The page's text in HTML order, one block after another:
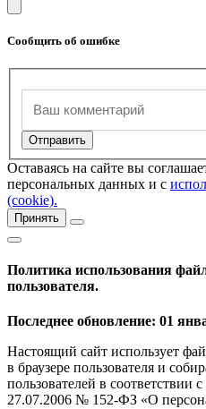
Сообщить об ошибке
Оставаясь на сайте вы
персональных данных и с
(cookie).
Принять
Политика использования
пользователя.
Последнее обновление: 01
Настоящий сайт использует
в браузере пользователя и
пользователей в соответствии
27.07.2006 № 152-ФЗ «О